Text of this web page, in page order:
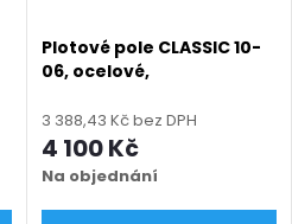
Plotové pole CLASSIC 10-
06, ocelové,
(šířka 100–3000 mm,
výška 450–1950 mm),
černá RAL 9005 matná
3 388,43 Kč bez DPH
4 100 Kč
Na objednání